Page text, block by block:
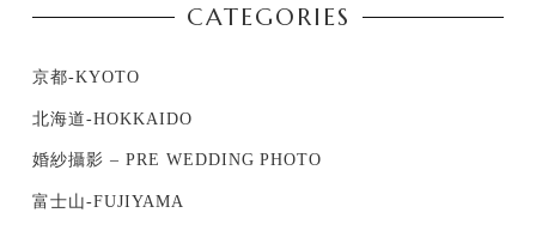
CATEGORIES
京都-KYOTO
北海道-HOKKAIDO
婚紗攝影 – PRE WEDDING PHOTO
富士山-FUJIYAMA